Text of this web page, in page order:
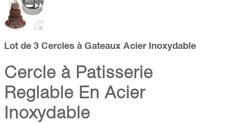
Lot de 3 Cercles à Gateaux Acier Inoxydable
Cercle à Patisserie
Reglable En Acier
Inoxydable